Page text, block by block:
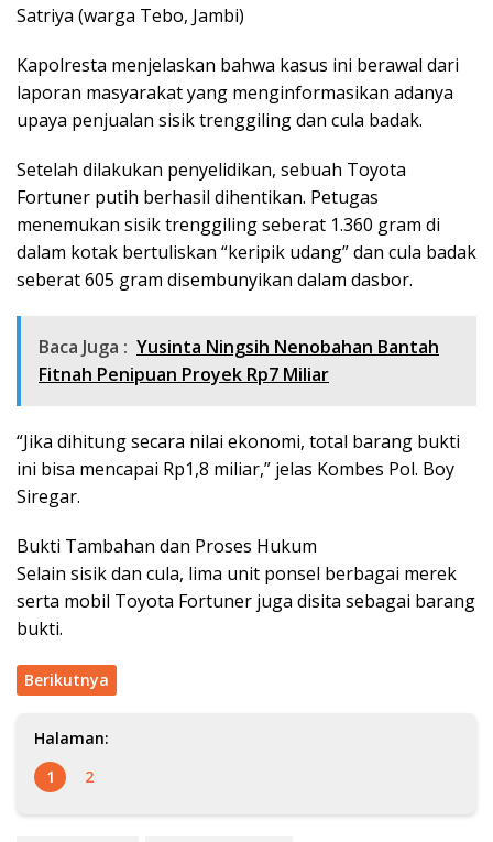
Satriya (warga Tebo, Jambi)
Kapolresta menjelaskan bahwa kasus ini berawal dari
laporan masyarakat yang menginformasikan adanya
upaya penjualan sisik trenggiling dan cula badak.
Setelah dilakukan penyelidikan, sebuah Toyota
Fortuner putih berhasil dihentikan. Petugas
menemukan sisik trenggiling seberat 1.360 gram di
dalam kotak bertuliskan “keripik udang” dan cula badak
seberat 605 gram disembunyikan dalam dasbor.
Baca Juga : Yusinta Ningsih Nenobahan Bantah
Fitnah Penipuan Proyek Rp7 Miliar
“Jika dihitung secara nilai ekonomi, total barang bukti
ini bisa mencapai Rp1,8 miliar,” jelas Kombes Pol. Boy
Siregar.
Bukti Tambahan dan Proses Hukum
Selain sisik dan cula, lima unit ponsel berbagai merek
serta mobil Toyota Fortuner juga disita sebagai barang
bukti.
Berikutnya
Halaman:
1
2